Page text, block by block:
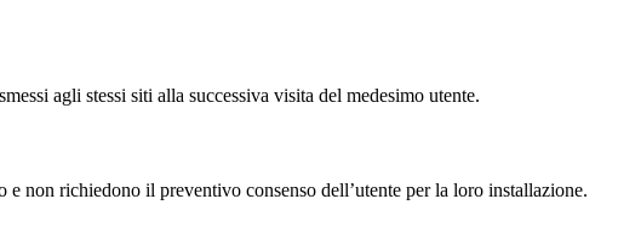
agli stessi siti alla successiva visita del medesimo utente.
non richiedono il preventivo consenso dell’utente per la loro installazione.